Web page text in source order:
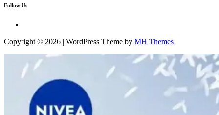
Follow Us
Copyright © 2026 | WordPress Theme by MH Themes